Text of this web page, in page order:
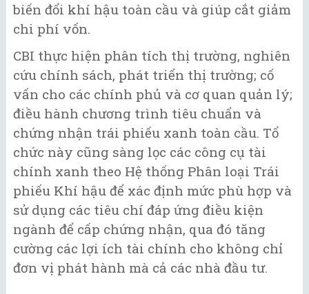
biến đổi khí hậu toàn cầu và giúp cắt giảm
chi phí vốn.
CBI thực hiện phân tích thị trường, nghiên
cứu chính sách, phát triển thị trường; cố
vấn cho các chính phủ và cơ quan quản lý;
điều hành chương trình tiêu chuẩn và
chứng nhận trái phiếu xanh toàn cầu. Tổ
chức này cũng sàng lọc các công cụ tài
chính xanh theo Hệ thống Phân loại Trái
phiếu Khí hậu để xác định mức phù hợp và
sử dụng các tiêu chí đáp ứng điều kiện
ngành để cấp chứng nhận, qua đó tăng
cường các lợi ích tài chính cho không chỉ
đơn vị phát hành mà cả các nhà đầu tư.